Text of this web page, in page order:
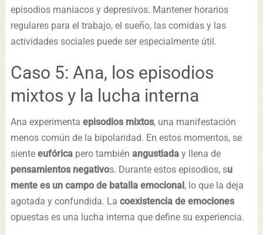
episodios maníacos y depresivos. Mantener horarios
regulares para el trabajo, el sueño, las comidas y las
actividades sociales puede ser especialmente útil.
Caso 5: Ana, los episodios
mixtos y la lucha interna
Ana experimenta episodios mixtos, una manifestación
menos común de la bipolaridad. En estos momentos, se
siente eufóricapero también angustiaday llena de
pensamientos negativos. Durante estos episodios, su
mente es un campo de batalla emocional, lo que la deja
agotada y confundida. La coexistencia de emociones
opuestas es una lucha interna que define su experiencia.